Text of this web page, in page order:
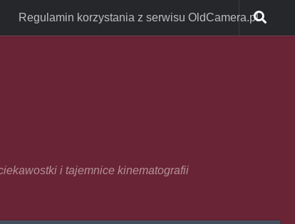
Regulamin korzystania z serwisu OldCamera.pl
i tajemnice kinematografii